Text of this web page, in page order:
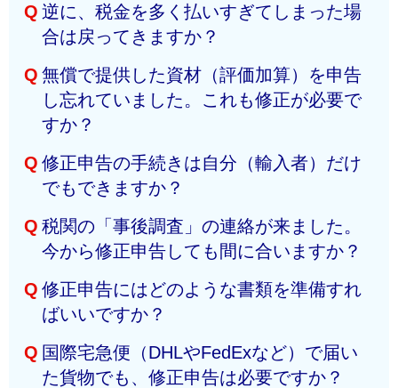
るほか、延滞税も発生します。早めの対応がコストを
抑える鍵となります。
Ａはい、必要です。CIF契約などでインボイス価格に運
賃が含まれている場合や、別途支払う運賃が当初の申
象となります。
Q 逆に、税金を多く払いすぎてしまった場
合は戻ってきますか？
Ａはい、「更正の請求」という手続きを行うことで、払
いすぎた税金の還付を受けることが可能です。輸入許
可の日から原則５年以内であれば請求できますので、
Q 無償で提供した資材（評価加算）を申告
し忘れていました。これも修正が必要で
すか？
Ａはい。日本から無償提供した原材料や金型などの費用
は、輸入申告価格に加算しなければなりません。これ
で、気づいた時点で早急に修正手続きを行いましょ
う。
Q 修正申告の手続きは自分（輸入者）だけ
でもできますか？
Ａ手続き自体は可能ですが、修正申告書の作成や税関窓
口への事前相談・書類持ち込みなど、専門的な知識と
の細かな調整が発生するため、通関業者へ依頼するの
が一般的でスムーズです。
Q 税関の「事後調査」の連絡が来ました。
今から修正申告しても間に合いますか？
Ａ調査通知を受けた後でも、実際の調査が始まる前（更
正予知前）に修正申告を行えば、加算税の割合が軽減
確認し、不足があれば速やかに対応しましょう。
Q 修正申告にはどのような書類を準備すれ
ばいいですか？
Ａ当初の「輸入許可書」「インボイス」「運賃明細」に
加え、修正の根拠となる「正しい価格のインボイス」
Q 国際宅急便（DHLやFedExなど）で届い
た貨物でも、修正申告は必要ですか？